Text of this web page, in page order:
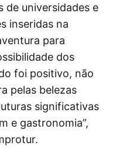
de universidades e
inseridas na
para
dos
foi positivo, não
pelas belezas
significativas
e gastronomia”,